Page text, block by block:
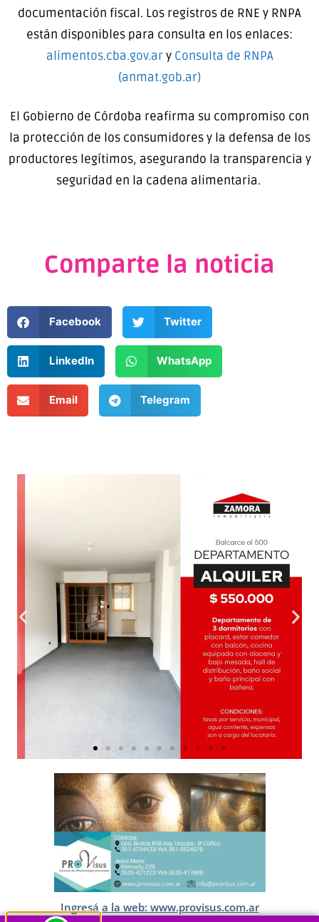
documentación fiscal. Los registros de RNE y RNPA
están disponibles para consulta en los enlaces:
alimentos.cba.gov.aryConsulta de RNPA
(anmat.gob.ar)
El Gobierno de Córdoba reafirma su compromiso con
la protección de los consumidores y la defensa de los
productores legítimos, asegurando la transparencia y
seguridad en la cadena alimentaria.
Comparte la noticia
Facebook Twitter
LinkedIn WhatsApp
Email Telegram
Ingresá a la web: www.provisus.com.ar